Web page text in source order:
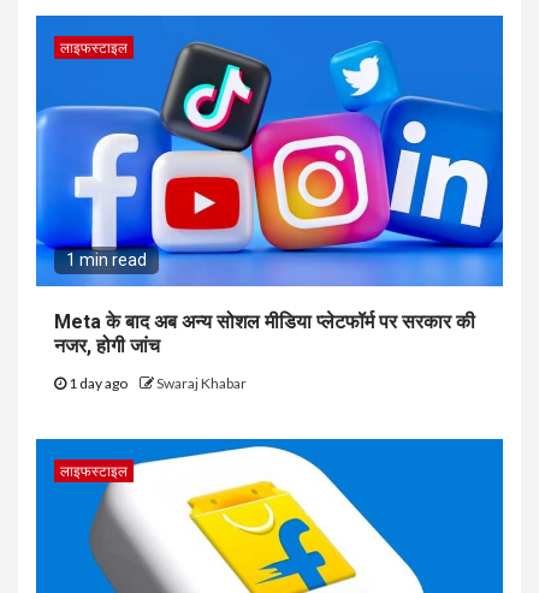
लाइफस्टाइल
1 min read
Meta के बाद अब अन्य सोशल मीडिया प्लेटफॉर्म पर सरकार की
नजर, होगी जांच
1 day ago Swaraj Khabar
लाइफस्टाइल